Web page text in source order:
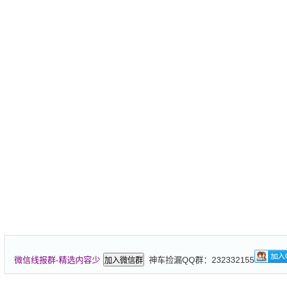
微信线报群-精选内容少 加入微信群 神车捡漏QQ群：232332155